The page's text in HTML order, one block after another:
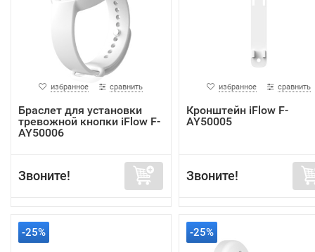
избранное сравнить
Браслет для установки
тревожной кнопки iFlow F-
AY50006
Звоните!
избранное сравнить
Кронштейн iFlow F-
AY50005
Звоните!
-25% -25%